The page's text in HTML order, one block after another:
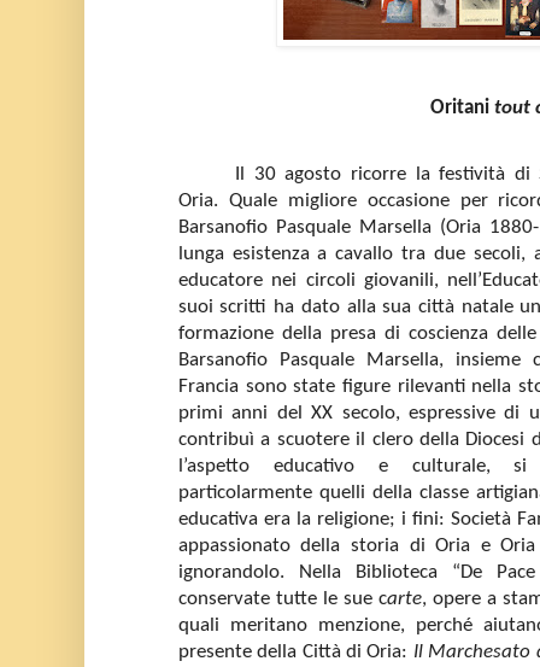
Oritani tout
Il 30 agosto ricorre la festività di
Oria. Quale migliore occasione per
Barsanofio Pasquale Marsella (Oria
lunga esistenza a cavallo tra due
educatore nei circoli giovanili,
suoi scritti ha dato alla sua città natale
formazione della presa di coscienza
Barsanofio Pasquale Marsella,
Francia sono state figure rilevanti nella
primi anni del XX secolo, espressive di
contribuì a scuotere il clero della Diocesi
l’aspetto educativo e culturale,
particolarmente quelli della classe
educativa era la religione; i fini: Società
appassionato della storia di Oria e
ignorandolo. Nella Biblioteca “De
conservate tutte le sue carte, opere a
quali meritano menzione, perché
presente della Città di Oria: Il Marchesato